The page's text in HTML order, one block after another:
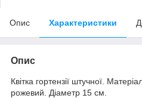
Опис Характеристики
Опис
Квітка гортензії штучної.
рожевий. Діаметр 15 см.